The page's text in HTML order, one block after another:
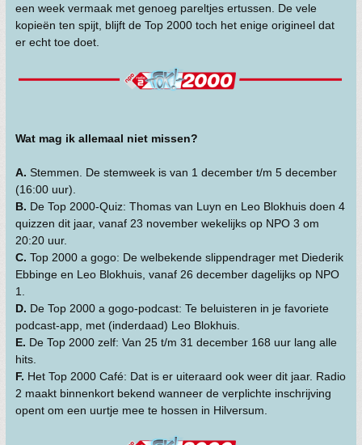
een week vermaak met genoeg pareltjes ertussen. De vele
kopieën ten spijt, blijft de Top 2000 toch het enige origineel dat
er echt toe doet.
Wat mag ik allemaal niet missen?
A. Stemmen. De stemweek is van 1 december t/m 5 december
(16:00 uur).
B. De Top 2000-Quiz: Thomas van Luyn en Leo Blokhuis doen 4
quizzen dit jaar, vanaf 23 november wekelijks op NPO 3 om
20:20 uur.
C. Top 2000 a gogo: De welbekende slippendrager met Diederik
Ebbinge en Leo Blokhuis, vanaf 26 december dagelijks op NPO
1.
D. De Top 2000 a gogo-podcast: Te beluisteren in je favoriete
podcast-app, met (inderdaad) Leo Blokhuis.
E. De Top 2000 zelf: Van 25 t/m 31 december 168 uur lang alle
hits.
F. Het Top 2000 Café: Dat is er uiteraard ook weer dit jaar. Radio
2 maakt binnenkort bekend wanneer de verplichte inschrijving
opent om een uurtje mee te hossen in Hilversum.